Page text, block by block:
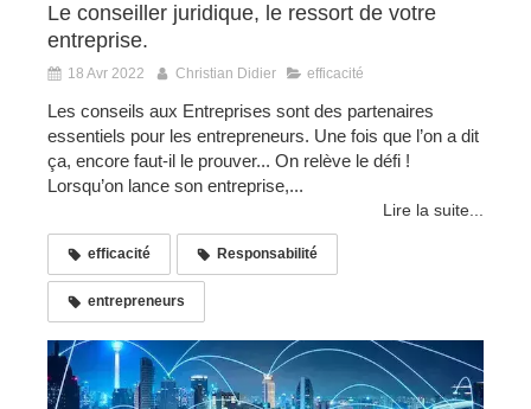
Le conseiller juridique, le ressort de votre
entreprise.
18 Avr 2022 Christian Didier efficacité
Les conseils aux Entreprises sont des partenaires
essentiels pour les entrepreneurs. Une fois que l’on a dit
ça, encore faut-il le prouver... On relève le défi !
Lorsqu’on lance son entreprise,...
Lire la suite...
efficacité Responsabilité
entrepreneurs